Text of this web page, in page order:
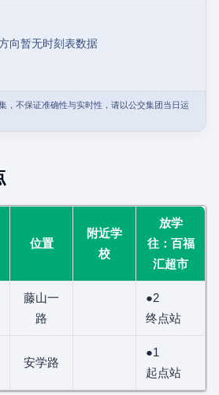
向暂无时刻表数据
，不保证准确性与实时性，请以公交集团当日运
位置
附近学
校
放学
往：百福
汇超市
藤山一
路
●2
终点站
安学路
●1
起点站